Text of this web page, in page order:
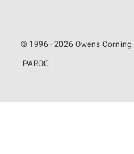
© 1996–2026 Owens Corning.
PAROC